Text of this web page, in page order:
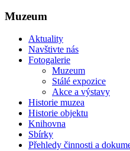
Muzeum
Aktuality
Navštivte nás
Fotogalerie
Muzeum
Stálé expozice
Akce a výstavy
Historie muzea
Historie objektu
Knihovna
Sbírky
Přehledy činnosti a